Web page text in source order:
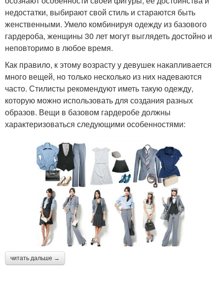
недостатки, выбирают свой стиль и стараются быть
женственными. Умело комбинируя одежду из базового
гардероба, женщины 30 лет могут выглядеть достойно и
неповторимо в любое время.
Как правило, к этому возрасту у девушек накапливается
много вещей, но только несколько из них надеваются
часто. Стилисты рекомендуют иметь такую одежду,
которую можно использовать для создания разных
образов. Вещи в базовом гардеробе должны
характеризоваться следующими особенностями:
читать дальше →